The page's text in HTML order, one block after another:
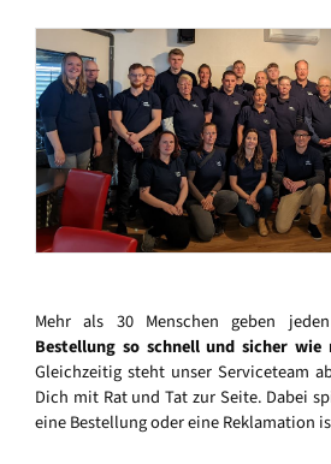
Mehr als 30 Menschen geben
Bestellung so schnell und sicher wie
Gleichzeitig steht unser Serviceteam
Dich mit Rat und Tat zur Seite. Dabei
eine Bestellung oder eine Reklamation